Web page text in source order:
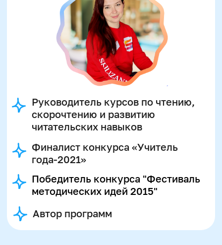
Только до 10 августа
Двойная выгода этим летом:
−20% на любой абонемент
+ второй курс в подарок*
Политика конфиденциальности
© SKILLZANIA. Все права защищены.
Организация и осуществление образовательной
деятельности по программе доп. образования
АВТОНОМНАЯ НЕКОММЕРЧЕСКАЯ ОРГАНИЗАЦИЯ
НЕЙРОРАЗВИТИЯ И ОБУЧЕНИЯ ДЕТЕЙ"
ИНН: 9727116117, ОГРН: 1257700472831
Телефон: +7 (800) 100-11-43, Почта: anodo@skillzania.ru
Публичная оферта